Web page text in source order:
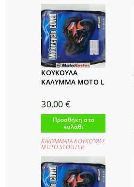
ΚΟΥΚΟΥΛΑ
ΚΑΛΥΜΜA MOTO L
30,00€
Προσθήκη στο
καλάθι
ΚΑΛΎΜΜΑΤΑ ΚΟΥΚΟΎΛΕΣ
ΜΟΤΟ SCOOTER